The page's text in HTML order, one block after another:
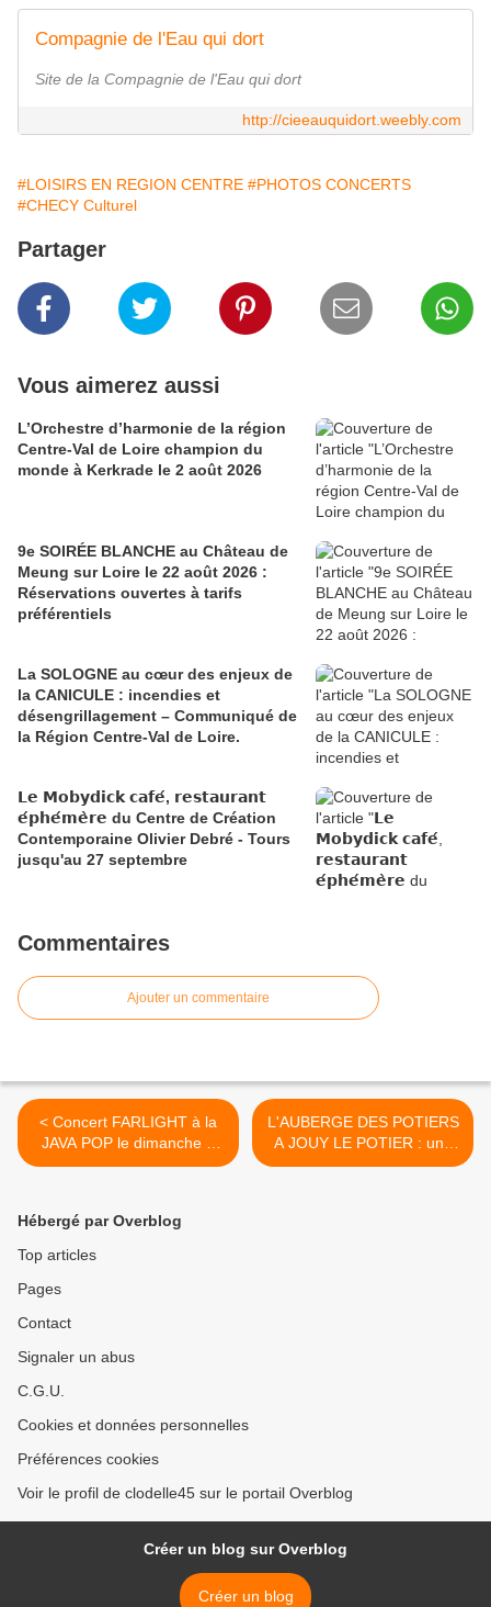
Compagnie de l'Eau qui dort
Site de la Compagnie de l'Eau qui dort
http://cieeauquidort.weebly.com
#LOISIRS EN REGION CENTRE #PHOTOS CONCERTS
#CHECY Culturel
Partager
Vous aimerez aussi
L’Orchestre d’harmonie de la région
Centre-Val de Loire champion du
monde à Kerkrade le 2 août 2026
9e SOIRÉE BLANCHE au Château de
Meung sur Loire le 22 août 2026 :
Réservations ouvertes à tarifs
préférentiels
La SOLOGNE au cœur des enjeux de
la CANICULE : incendies et
désengrillagement – Communiqué de
la Région Centre-Val de Loire.
𝗟𝗲 𝗠𝗼𝗯𝘆𝗱𝗶𝗰𝗸 𝗰𝗮𝗳𝗲́, 𝗿𝗲𝘀𝘁𝗮𝘂𝗿𝗮𝗻𝘁
𝗲́𝗽𝗵𝗲́𝗺𝗲̀𝗿𝗲 du Centre de Création
Contemporaine Olivier Debré - Tours
jusqu'au 27 septembre
Commentaires
Ajouter un commentaire
< Concert FARLIGHT à la
JAVA POP le dimanche 7
février 2016
L'AUBERGE DES POTIERS
A JOUY LE POTIER : une
cuisine du terroir entre
Hébergé par Overblog
Top articles
Pages
Contact
Signaler un abus
C.G.U.
Cookies et données personnelles
Préférences cookies
Voir le profil de clodelle45 sur le portail Overblog
Créer un blog sur Overblog
Créer un blog